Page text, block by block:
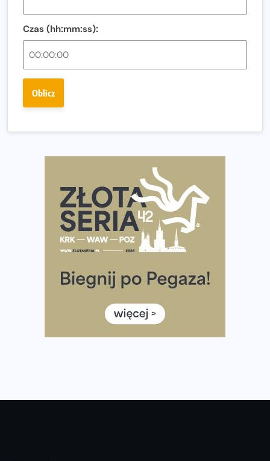
Regeneracja w bieganiu. Co warto o niej wiedzieć?
Ostatnie wolne miejsca na jubileuszowy Bieg
Fabrykanta. Organizatorzy odkrywają trasę dzień po
wybiera wyzwanie trzech największych maratonów w
Praska 5k Run gospodarzem Mistrzostw Polski
Największy Bieg Powstania Warszawskiego w historii.
Ponad 12 tysięcy uczestników pobiegło dla Bohaterów!
Tętno vs tempo – czym kierować się w bieganiu?
Co ma dużo białka? Produkty, które warto włączyć do
Rozbiegany Olsztyn szykuje się na weekend z
Już w tę sobotę 35. Bieg Powstania Warszawskiego.
Wystartuje rekordowa liczba uczestników
35. Bieg Powstania Warszawskiego – praktyczny
poradnik przed startem
Czas (hh:mm:ss):
Oblicz